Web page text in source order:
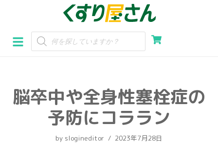
ン
テ
キ脳卒中や全身性塞栓症の
予防にコララン
by slogineditor 2023年7月28日